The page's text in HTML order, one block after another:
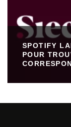
SPOTIFY
POUR